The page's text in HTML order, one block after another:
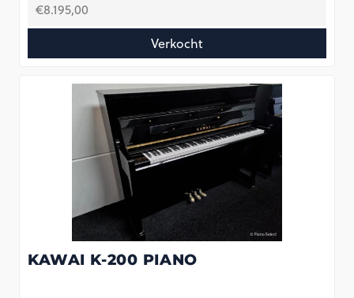
€8.195,00
Verkocht
KAWAI K-200 PIANO